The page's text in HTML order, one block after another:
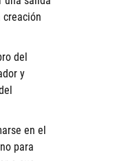
del
y
en el
para